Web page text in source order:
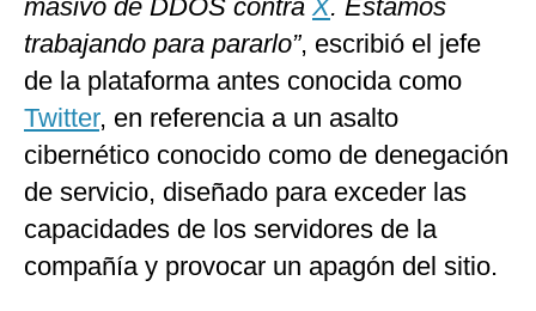
masivo de DDOS contra X. Estamos
trabajando para pararlo”, escribió el jefe
de la plataforma antes conocida como
Twitter, en referencia a un asalto
cibernético conocido como de denegación
de servicio, diseñado para exceder las
capacidades de los servidores de la
compañía y provocar un apagón del sitio.